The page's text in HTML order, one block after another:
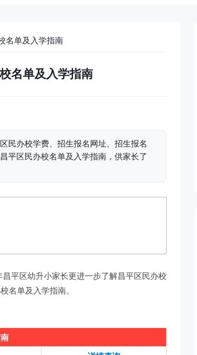
名单及入学指南
名单及入学指南
民办校学费、招生报名网址、招生报名
平区民办校名单及入学指南，供家长了
平区幼升小家长更进一步了解昌平区民办校
名单及入学指南。